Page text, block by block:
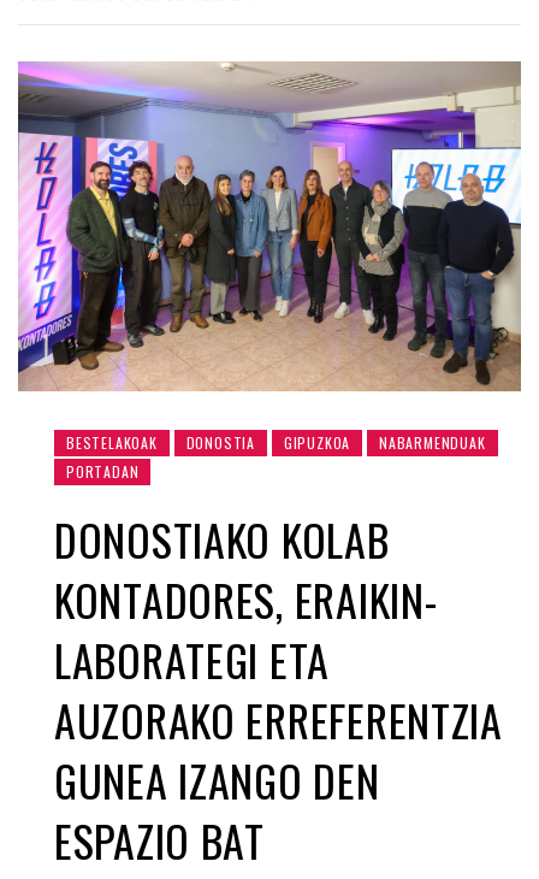
BESTELAKOAK DONOSTIA GIPUZKOA
NABARMENDUAK
PORTADAN
DONOSTIAKO KOLAB
KONTADORES, ERAIKIN-
LABORATEGI ETA
AUZORAKO ERREFERENTZIA
GUNEA IZANGO DEN
ESPAZIO BAT